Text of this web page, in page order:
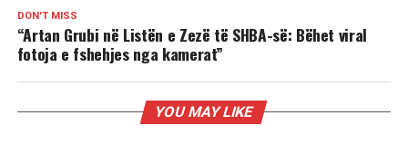
DON'T MISS
“Artan Grubi në Listën e Zezë të SHBA-së: Bëhet viral
fotoja e fshehjes nga kamerat”
YOU MAY LIKE